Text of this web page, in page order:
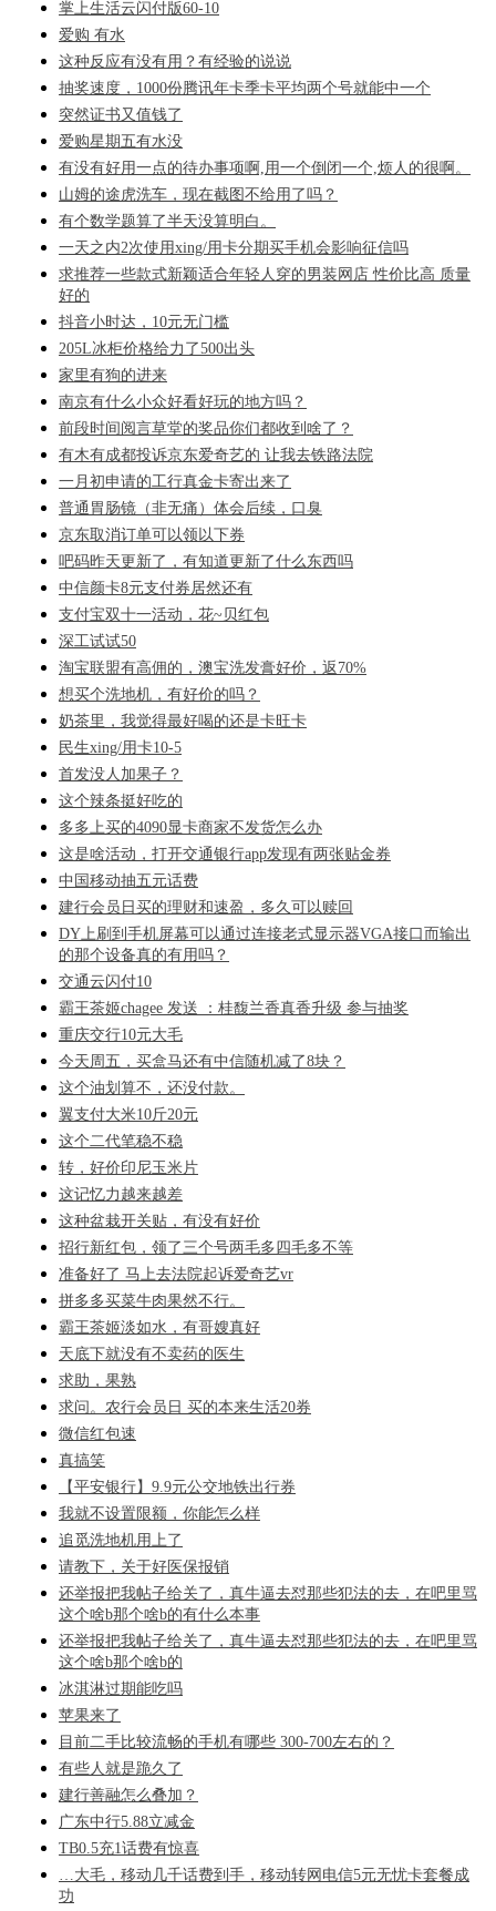
掌上生活云闪付版60-10
爱购 有水
这种反应有没有用？有经验的说说
抽奖速度，1000份腾讯年卡季卡平均两个号就能中一个
突然证书又值钱了
爱购星期五有水没
有没有好用一点的待办事项啊,用一个倒闭一个,烦人的很啊。
山姆的途虎洗车，现在截图不给用了吗？
有个数学题算了半天没算明白。
一天之内2次使用xing/用卡分期买手机会影响征信吗
求推荐一些款式新颖适合年轻人穿的男装网店 性价比高 质量
好的
抖音小时达，10元无门槛
205L冰柜价格给力了500出头
家里有狗的进来
南京有什么小众好看好玩的地方吗？
前段时间阅言草堂的奖品你们都收到啥了？
有木有成都投诉京东爱奇艺的 让我去铁路法院
一月初申请的工行真金卡寄出来了
普通胃肠镜（非无痛）体会后续，口臭
京东取消订单可以领以下券
吧码昨天更新了，有知道更新了什么东西吗
中信颜卡8元支付券居然还有
支付宝双十一活动，花~贝红包
深工试试50
淘宝联盟有高佣的，澳宝洗发膏好价，返70%
想买个洗地机，有好价的吗？
奶茶里，我觉得最好喝的还是卡旺卡
民生xing/用卡10-5
首发没人加果子？
这个辣条挺好吃的
多多上买的4090显卡商家不发货怎么办
这是啥活动，打开交通银行app发现有两张贴金券
中国移动抽五元话费
建行会员日买的理财和速盈，多久可以赎回
DY上刷到手机屏幕可以通过连接老式显示器VGA接口而输出
的那个设备真的有用吗？
交通云闪付10
霸王茶姬chagee 发送 ：桂馥兰香真香升级 参与抽奖
重庆交行10元大毛
今天周五，买盒马还有中信随机减了8块？
这个油划算不，还没付款。
翼支付大米10斤20元
这个二代笔稳不稳
转，好价印尼玉米片
这记忆力越来越差
这种盆栽开关贴，有没有好价
招行新红包，领了三个号两毛多四毛多不等
准备好了 马上去法院起诉爱奇艺vr
拼多多买菜牛肉果然不行。
霸王茶姬淡如水，有哥嫂真好
天底下就没有不卖药的医生
求助，果熟
求问。农行会员日 买的本来生活20券
微信红包速
真搞笑
【平安银行】9.9元公交地铁出行券
我就不设置限额，你能怎么样
追觅洗地机用上了
请教下，关于好医保报销
还举报把我帖子给关了，真牛逼去怼那些犯法的去，在吧里骂
这个啥b那个啥b的有什么本事
还举报把我帖子给关了，真牛逼去怼那些犯法的去，在吧里骂
这个啥b那个啥b的
冰淇淋过期能吃吗
苹果来了
目前二手比较流畅的手机有哪些 300-700左右的？
有些人就是跪久了
建行善融怎么叠加？
广东中行5.88立减金
TB0.5充1话费有惊喜
…大毛，移动几千话费到手，移动转网电信5元无忧卡套餐成
功